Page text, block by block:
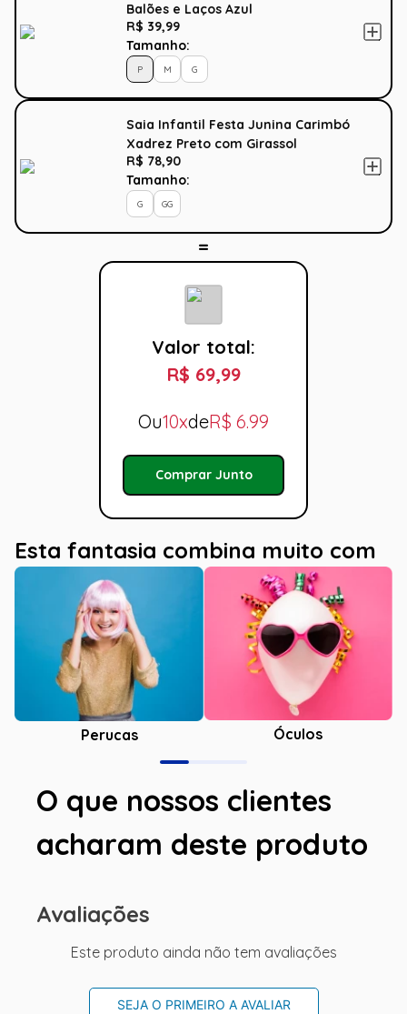
Balões e Laços Azul
R$ 39,99
Tamanho:
P M G
Saia Infantil Festa Junina Carimbó
Xadrez Preto com Girassol
R$ 78,90
Tamanho:
G GG
Valor total:
R$ 69,99
Ou10xdeR$ 6.99
Comprar Junto
Esta fantasia combina muito com
Perucas Óculos
O que nossos clientes
acharam deste produto
Avaliações
Este produto ainda não tem avaliações
SEJA O PRIMEIRO A AVALIAR